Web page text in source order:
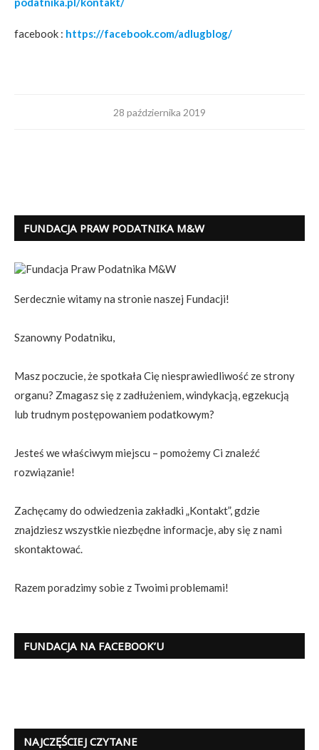
facebook : https://facebook.com/adlugblog/
28 października 2019
FUNDACJA PRAW PODATNIKA M&W
Serdecznie witamy na stronie naszej Fundacji!
Szanowny Podatniku,
Masz poczucie, że spotkała Cię niesprawiedliwość ze strony
organu? Zmagasz się z zadłużeniem, windykacją, egzekucją
lub trudnym postępowaniem podatkowym?
Jesteś we właściwym miejscu – pomożemy Ci znaleźć
rozwiązanie!
Zachęcamy do odwiedzenia zakładki „Kontakt”, gdzie
znajdziesz wszystkie niezbędne informacje, aby się z nami
skontaktować.
Razem poradzimy sobie z Twoimi problemami!
FUNDACJA NA FACEBOOK’U
NAJCZĘŚCIEJ CZYTANE